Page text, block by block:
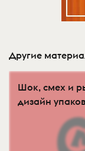
Другие
Шок, смех и
дизайн